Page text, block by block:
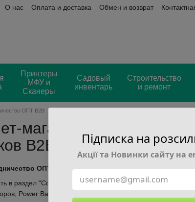
О нас Оплата и доставка Обмен и возврат
Принтеры
МФУ и
Сканеры
Садовый
инвентарь
Строительство
и ремонт
ОПТ B2B
магазин powerok.shop
B2B
ОПТ B2B"
в раздел "Сотрудничество ОПТ B2B" интернет-
Power Bank и источников бесперебойного питания
Підписка на
Акції та Новинки сайту на